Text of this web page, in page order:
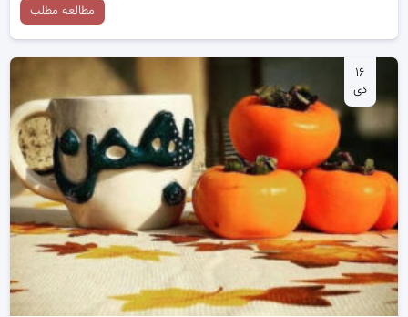
مطالعه مطلب
۱۶
دی